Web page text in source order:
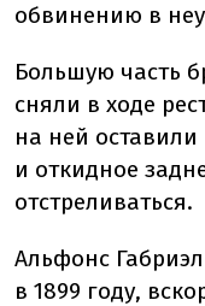
обвинению в
Большую часть
сняли в ходе
на ней
и откидное
отстреливаться.
Альфонс
в 1899 году,